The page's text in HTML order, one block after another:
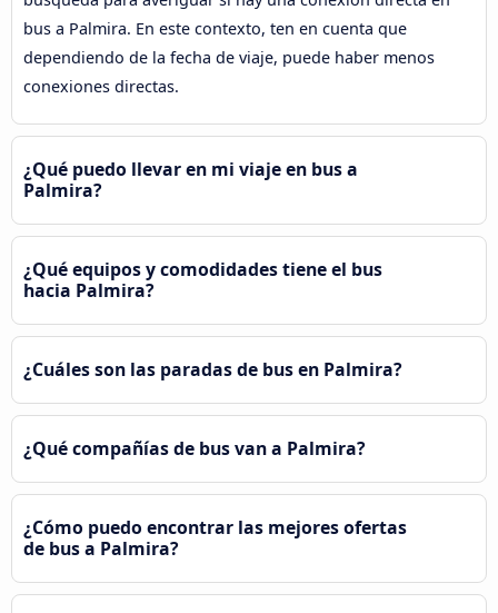
bus a Palmira. En este contexto, ten en cuenta que
dependiendo de la fecha de viaje, puede haber menos
conexiones directas.
¿Qué puedo llevar en mi viaje en bus a
Palmira?
¿Qué equipos y comodidades tiene el bus
hacia Palmira?
¿Cuáles son las paradas de bus en Palmira?
¿Qué compañías de bus van a Palmira?
¿Cómo puedo encontrar las mejores ofertas
de bus a Palmira?